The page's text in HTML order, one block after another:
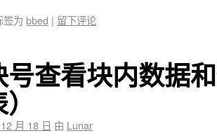
签为 bbed | 留下评论
号查看块内数据
月 18 日 由 Lunar